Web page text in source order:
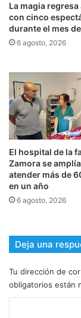
La magia regresa
con cinco
durante el mes
6 agosto, 2026
El hospital de la
Zamora se
atender más de
en un año
6 agosto, 2026
Deja una
Tu dirección de
obligatorios están